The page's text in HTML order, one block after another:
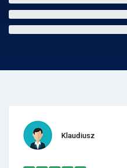
Klaudiusz